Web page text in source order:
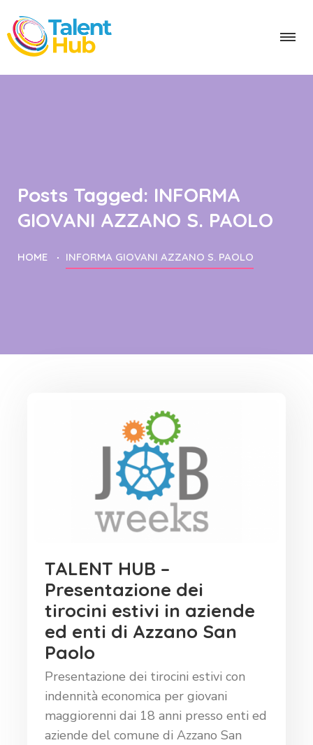
Posts Tagged: INFORMA
GIOVANI AZZANO S. PAOLO
HOME INFORMA GIOVANI AZZANO S. PAOLO
TALENT HUB –
Presentazione dei
tirocini estivi in aziende
ed enti di Azzano San
Paolo
Presentazione dei tirocini estivi con
indennità economica per giovani
maggiorenni dai 18 anni presso enti ed
aziende del comune di Azzano San